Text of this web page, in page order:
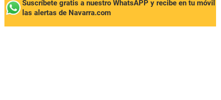
Suscríbete gratis a nuestro WhatsAPP y recibe en tu móvil
las alertas de Navarra.com